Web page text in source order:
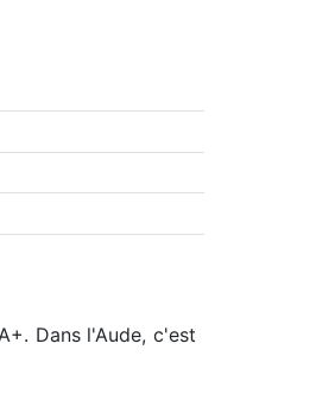
Dans l'Aude, c'est